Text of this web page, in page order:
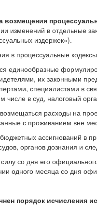
изменений в отдельные
издержек»).
в процессуальные
единообразные
их законными
специалистами в
числе в суд, налоговый
расходы на
с проживанием вне
ассигнований в
органов дознания и
со дня его
одного месяца со дня
порядок исчисления